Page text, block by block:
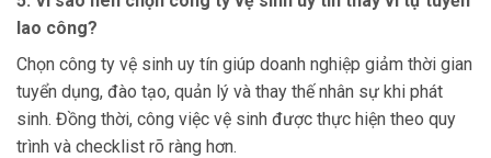
lao công?
Chọn công ty vệ sinh uy tín giúp doanh nghiệp giảm thời gian
tuyển dụng, đào tạo, quản lý và thay thế nhân sự khi phát
sinh. Đồng thời, công việc vệ sinh được thực hiện theo quy
trình và checklist rõ ràng hơn.